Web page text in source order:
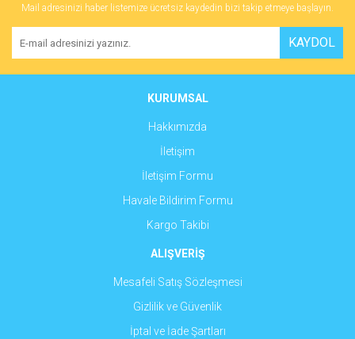
Yorum Yaz
Ürün resmi kalitesiz, bozuk veya görüntülenemiyor.
Ürün açıklamasında eksik bilgiler bulunuyor.
Ürün fiyatı diğer sitelerden daha pahalı.
Gönder
Mail adresinizi haber listemize ücretsiz kaydedin bizi takip etmeye başlayın.
KAYDOL
KURUMSAL
Hakkımızda
İletişim
İletişim Formu
Havale Bildirim Formu
Kargo Takibi
ALIŞVERİŞ
Mesafeli Satış Sözleşmesi
Gizlilik ve Güvenlik
İptal ve İade Şartları